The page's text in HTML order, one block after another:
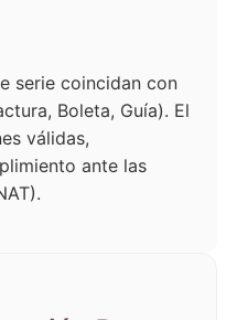
serie coincidan con
Boleta, Guía). El
válidas,
ante las